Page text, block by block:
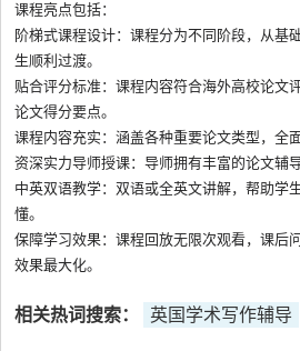
课程亮点包括：
阶梯式课程设计：课程分为不同阶段，从基
生顺利过渡。
贴合评分标准：课程内容符合海外高校论文
论文得分要点。
课程内容充实：涵盖各种重要论文类型，全
资深实力导师授课：导师拥有丰富的论文辅
中英双语教学：双语或全英文讲解，帮助学
懂。
保障学习效果：课程回放无限次观看，课后
效果最大化。
相关热词搜索： 英国学术写作辅导